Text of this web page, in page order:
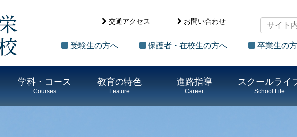
交通アクセス お問い合わせ
受験生の方へ 保護者・在校生の方へ 卒業生の
学科・コース
Courses
教育の特色
Feature
進路指導
Career
スクールライ
School Life